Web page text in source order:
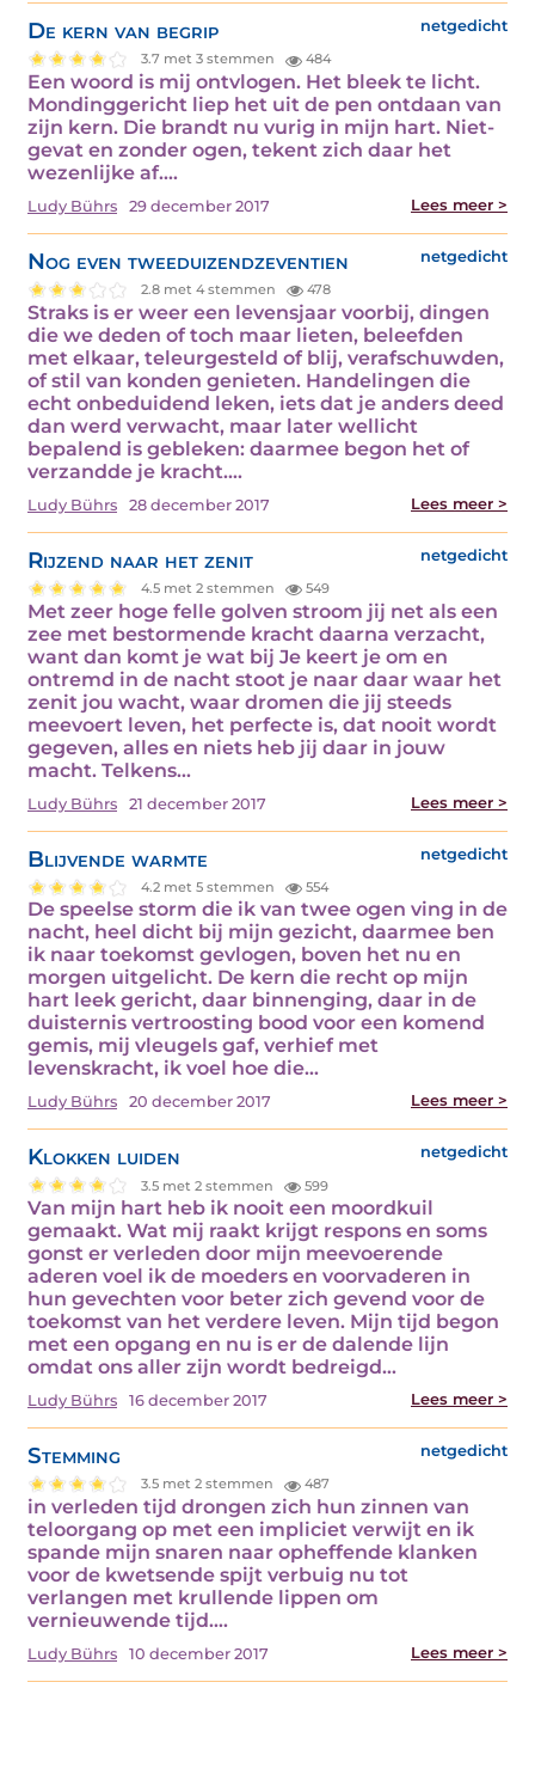
De kern van begrip netgedicht
3.7 met 3 stemmen 484
Een woord is mij ontvlogen. Het bleek te licht.
Mondinggericht liep het uit de pen ontdaan van
zijn kern. Die brandt nu vurig in mijn hart. Niet-
gevat en zonder ogen, tekent zich daar het
wezenlijke af.…
Ludy Bührs 29 december 2017 Lees meer >
Nog even tweeduizendzeventien netgedicht
2.8 met 4 stemmen 478
Straks is er weer een levensjaar voorbij, dingen
die we deden of toch maar lieten, beleefden
met elkaar, teleurgesteld of blij, verafschuwden,
of stil van konden genieten. Handelingen die
echt onbeduidend leken, iets dat je anders deed
dan werd verwacht, maar later wellicht
bepalend is gebleken: daarmee begon het of
verzandde je kracht.…
Ludy Bührs 28 december 2017 Lees meer >
Rijzend naar het zenit netgedicht
4.5 met 2 stemmen 549
Met zeer hoge felle golven stroom jij net als een
zee met bestormende kracht daarna verzacht,
want dan komt je wat bij Je keert je om en
ontremd in de nacht stoot je naar daar waar het
zenit jou wacht, waar dromen die jij steeds
meevoert leven, het perfecte is, dat nooit wordt
gegeven, alles en niets heb jij daar in jouw
macht. Telkens…
Ludy Bührs 21 december 2017 Lees meer >
Blijvende warmte netgedicht
4.2 met 5 stemmen 554
De speelse storm die ik van twee ogen ving in de
nacht, heel dicht bij mijn gezicht, daarmee ben
ik naar toekomst gevlogen, boven het nu en
morgen uitgelicht. De kern die recht op mijn
hart leek gericht, daar binnenging, daar in de
duisternis vertroosting bood voor een komend
gemis, mij vleugels gaf, verhief met
levenskracht, ik voel hoe die…
Ludy Bührs 20 december 2017 Lees meer >
Klokken luiden netgedicht
3.5 met 2 stemmen 599
Van mijn hart heb ik nooit een moordkuil
gemaakt. Wat mij raakt krijgt respons en soms
gonst er verleden door mijn meevoerende
aderen voel ik de moeders en voorvaderen in
hun gevechten voor beter zich gevend voor de
toekomst van het verdere leven. Mijn tijd begon
met een opgang en nu is er de dalende lijn
omdat ons aller zijn wordt bedreigd…
Ludy Bührs 16 december 2017 Lees meer >
Stemming netgedicht
3.5 met 2 stemmen 487
in verleden tijd drongen zich hun zinnen van
teloorgang op met een impliciet verwijt en ik
spande mijn snaren naar opheffende klanken
voor de kwetsende spijt verbuig nu tot
verlangen met krullende lippen om
vernieuwende tijd.…
Ludy Bührs 10 december 2017 Lees meer >